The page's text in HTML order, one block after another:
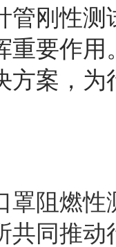
管刚性
重要作
方案，
罩阻燃
共同推动